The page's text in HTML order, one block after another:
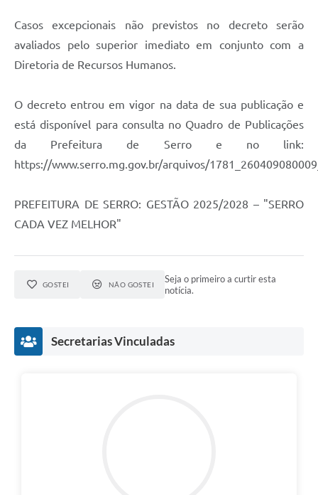
Casos excepcionais não previstos no decreto serão
avaliados pelo superior imediato em conjunto com a
Diretoria de Recursos Humanos.
O decreto entrou em vigor na data de sua publicação e
está disponível para consulta no Quadro de Publicações
da Prefeitura de Serro e no link:
https://www.serro.mg.gov.br/arquivos/
PREFEITURA DE SERRO: GESTÃO 2025/2028 – "SERRO
CADA VEZ MELHOR"
GOSTEI NÃO GOSTEI
Seja o primeiro a curtir esta
notícia.
Secretarias Vinculadas